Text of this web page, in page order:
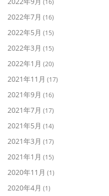
2022年7月 (16)
2022年5月 (15)
2022年3月 (15)
2022年1月 (20)
2021年11月 (17)
2021年9月 (16)
2021年7月 (17)
2021年5月 (14)
2021年3月 (17)
2021年1月 (15)
2020年11月 (1)
2020年4月 (1)